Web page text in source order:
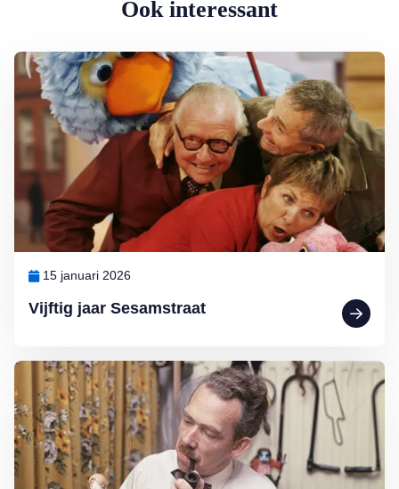
Ook interessant
Vijftig jaar Sesamstraat
15 januari 2026
Lees meer over Vijftig jaar Sesamstraat
Lees meer over Tv van toen: Paulus de Boskabouter